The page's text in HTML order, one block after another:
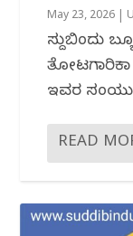
May 23, 2026
ಸುದ್ದಿಬಿಂದು
ಇವರ
READ